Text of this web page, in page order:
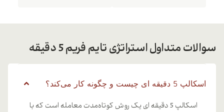
سوالات متداول استراتژی تایم فریم 5 دقیقه
اسکالپ 5 دقیقه ای چیست و چگونه کار می‌کند؟
اسکالپ 5 دقیقه ای یک روش کوتاه‌مدت معامله است که با